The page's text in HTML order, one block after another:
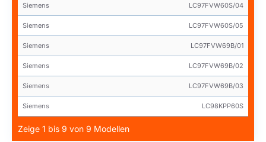
Siemens LC97FVW60S/04
Siemens LC97FVW60S/05
Siemens LC97FVW69B/01
Siemens LC97FVW69B/02
Siemens LC97FVW69B/03
Siemens LC98KPP60S
Zeige 1 bis 9 von 9 Modellen